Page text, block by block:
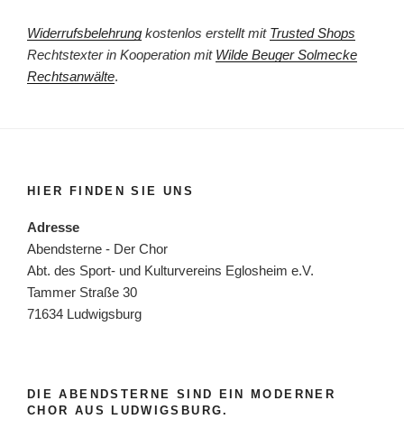
Widerrufsbelehrung kostenlos erstellt mit Trusted Shops
Rechtstexter in Kooperation mit Wilde Beuger Solmecke
Rechtsanwälte.
HIER FINDEN SIE UNS
Adresse
Abendsterne - Der Chor
Abt. des Sport- und Kulturvereins Eglosheim e.V.
Tammer Straße 30
71634 Ludwigsburg
DIE ABENDSTERNE SIND EIN MODERNER
CHOR AUS LUDWIGSBURG.